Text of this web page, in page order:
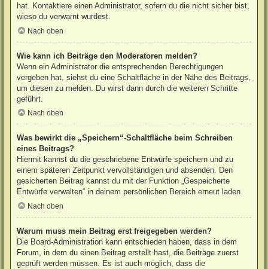
hat. Kontaktiere einen Administrator, sofern du die nicht sicher bist,
wieso du verwarnt wurdest.
Nach oben
Wie kann ich Beiträge den Moderatoren melden?
Wenn ein Administrator die entsprechenden Berechtigungen
vergeben hat, siehst du eine Schaltfläche in der Nähe des Beitrags,
um diesen zu melden. Du wirst dann durch die weiteren Schritte
geführt.
Nach oben
Was bewirkt die „Speichern“-Schaltfläche beim Schreiben
eines Beitrags?
Hiermit kannst du die geschriebene Entwürfe speichern und zu
einem späteren Zeitpunkt vervollständigen und absenden. Den
gesicherten Beitrag kannst du mit der Funktion „Gespeicherte
Entwürfe verwalten“ in deinem persönlichen Bereich erneut laden.
Nach oben
Warum muss mein Beitrag erst freigegeben werden?
Die Board-Administration kann entschieden haben, dass in dem
Forum, in dem du einen Beitrag erstellt hast, die Beiträge zuerst
geprüft werden müssen. Es ist auch möglich, dass die